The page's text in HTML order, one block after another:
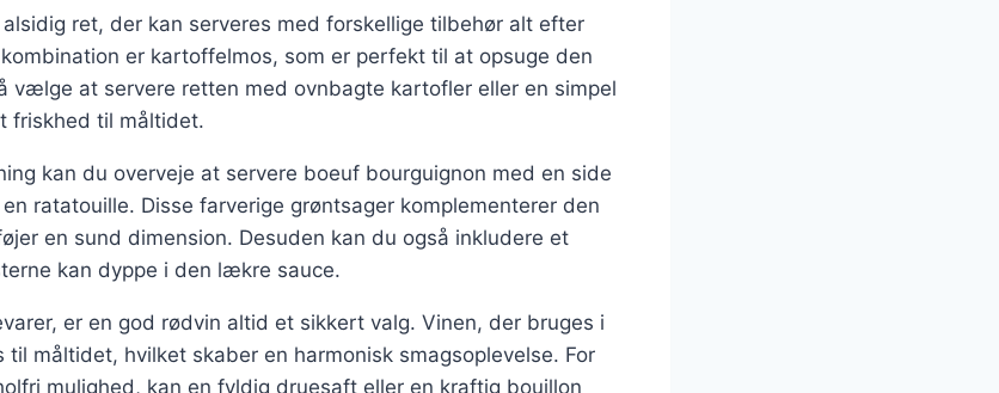
ret, der kan serveres med forskellige tilbehør alt efter
er kartoffelmos, som er perfekt til at opsuge den
vælge at servere retten med ovnbagte kartofler eller en simpel
friskhed til måltidet.
kan du overveje at servere boeuf bourguignon med en side
ratatouille. Disse farverige grøntsager komplementerer den
en sund dimension. Desuden kan du også inkludere et
kan dyppe i den lækre sauce.
er en god rødvin altid et sikkert valg. Vinen, der bruges i
til måltidet, hvilket skaber en harmonisk smagsoplevelse. For
mulighed, kan en fyldig druesaft eller en kraftig bouillon